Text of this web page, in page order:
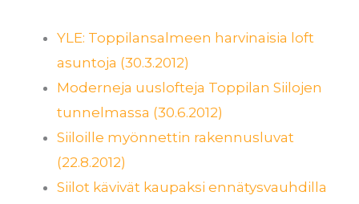
YLE: Toppilansalmeen harvinaisia loft
asuntoja (30.3.2012)
Moderneja uuslofteja Toppilan Siilojen
tunnelmassa (30.6.2012)
Siiloille myönnettin rakennusluvat
(22.8.2012)
Siilot kävivät kaupaksi ennätysvauhdilla